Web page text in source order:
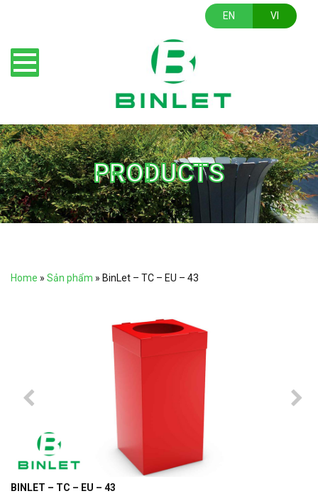
EN VI
PRODUCTS
Home » Sản phẩm » BinLet – TC – EU – 43
BINLET – TC – EU – 43